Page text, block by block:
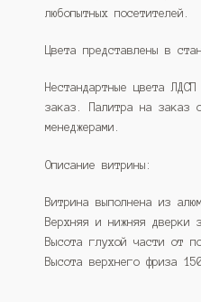
любопытных посетителей.
Цвета представлены в
Нестандартные цвета
заказ. Палитра на заказ
менеджерами.
Описание витрины:
Витрина выполнена из
Верхняя и нижняя дверки
Высота глухой части от
Высота верхнего фриза